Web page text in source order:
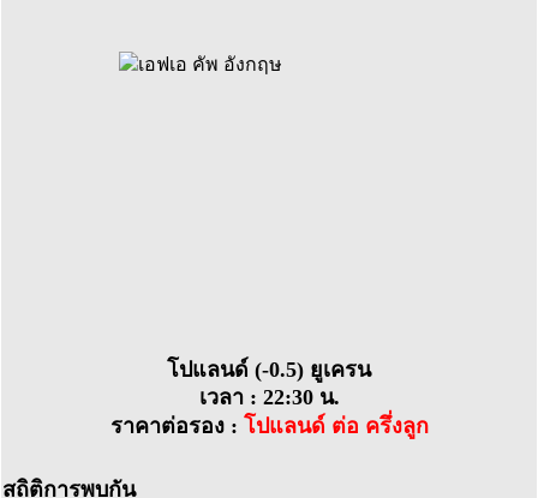
โปแลนด์ (-0.5) ยูเครน
เวลา : 22:30 น.
ราคาต่อรอง : โปแลนด์ ต่อ ครึ่งลูก
สถิติการพบกัน